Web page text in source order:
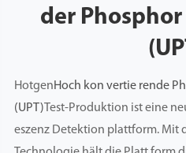
der
HotgenHoch kon vertie rende
(UPT)Test-Produktion ist eine
eszenz Detektion plattform. Mit